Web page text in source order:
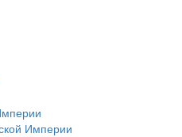
Империи